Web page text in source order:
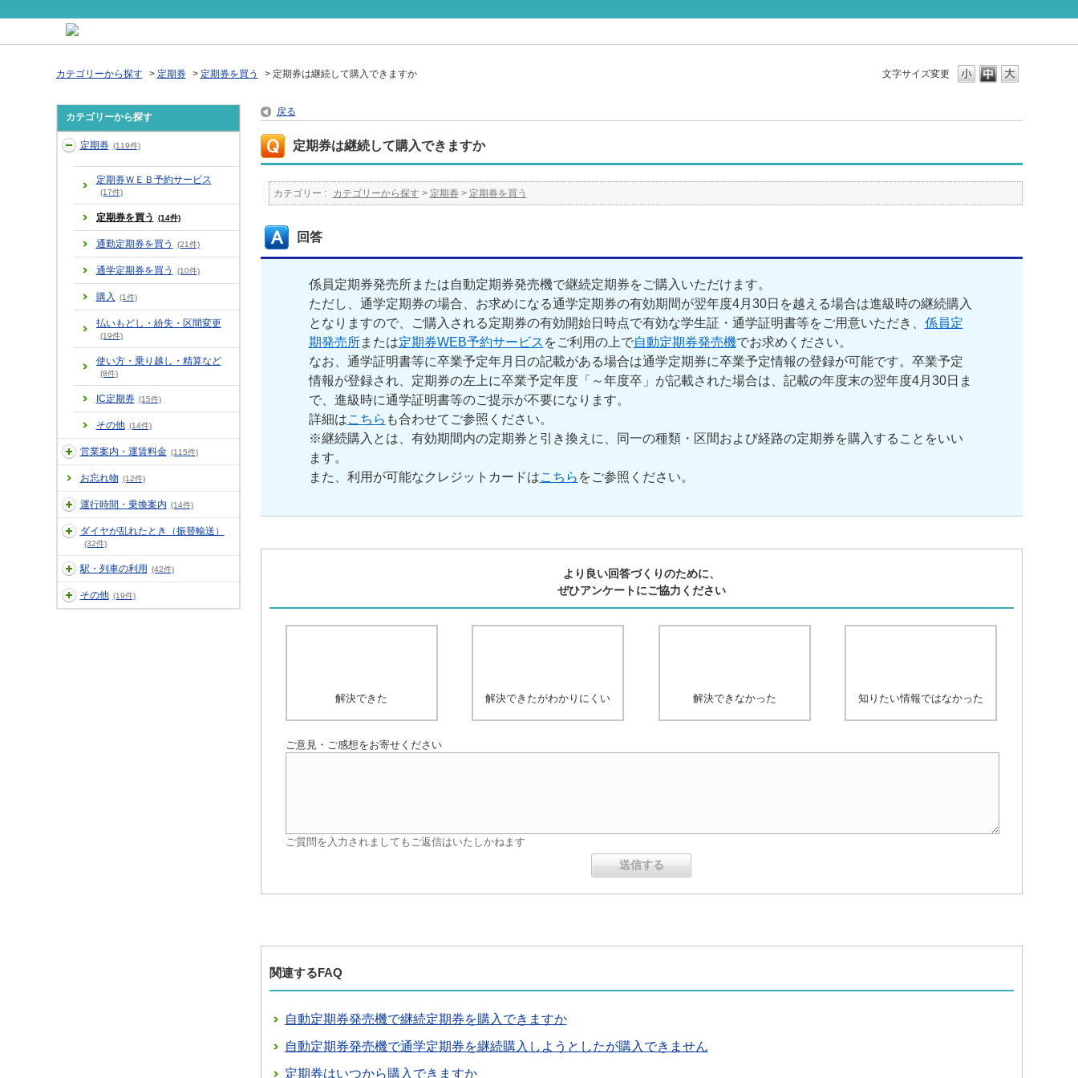
文字サイズ変更
カテゴリーから探す > 定期券 > 定期券を買う > 定期券は継続して購入できますか
カテゴリーから探す
定期券 (119件)
定期券ＷＥＢ予約サービス
(17件)
定期券を買う (14件)
通勤定期券を買う (21件)
通学定期券を買う (10件)
購入 (1件)
払いもどし・紛失・区間変更
(19件)
使い方・乗り越し・精算など
(8件)
IC定期券 (15件)
その他 (14件)
営業案内・運賃料金 (115件)
お忘れ物 (12件)
運行時間・乗換案内 (14件)
ダイヤが乱れたとき（振替輸送）
(32件)
駅・列車の利用 (42件)
その他 (19件)
戻る
定期券は継続して購入できますか
カテゴリー : カテゴリーから探す > 定期券 > 定期券を買う
回答
係員定期券発売所または自動定期券発売機で継続定期券をご購入いただけます。
ただし、通学定期券の場合、お求めになる通学定期券の有効期間が翌年度4月30日を越える場合は進級時の継続購入
となりますので、ご購入される定期券の有効開始日時点で有効な学生証・通学証明書等をご用意いただき、 係員定
期発売所または定期券WEB予約サービス をご利用の上で自動定期券発売機でお求めください。
なお、通学証明書等に卒業予定年月日の記載がある場合は通学定期券に卒業予定情報の登録が可能です。卒業予定
情報が登録され、定期券の左上に卒業予定年度「～年度卒」が記載された場合は、記載の年度末の翌年度4月30日ま
で、進級時に通学証明書等のご提示が不要になります。
詳細はこちら も合わせてご参照ください。
※継続購入とは、有効期間内の定期券と引き換えに、同一の種類・区間および経路の定期券を購入することをいい
ます。
また、利用が可能なクレジットカードはこちら をご参照ください。
より良い回答づくりのために、
ぜひアンケートにご協力ください
解決できた 解決できたがわかりにくい 解決できなかった 知りたい情報ではなかった
ご意見・ご感想をお寄せください
ご質問を入力されましてもご返信はいたしかねます
関連するFAQ
自動定期券発売機で継続定期券を購入できますか
自動定期券発売機で通学定期券を継続購入しようとしたが購入できません
定期券はいつから購入できますか